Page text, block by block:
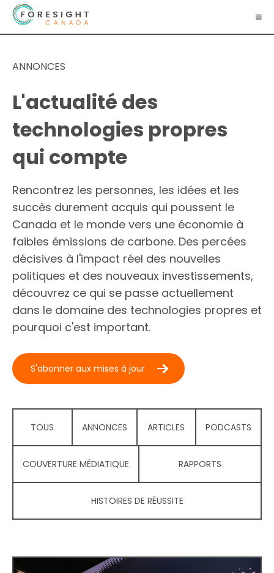
ANNONCES
L'actualité des
technologies propres
qui compte
Rencontrez les personnes, les idées et les
succès durement acquis qui poussent le
Canada et le monde vers une économie à
faibles émissions de carbone. Des percées
décisives à l'impact réel des nouvelles
politiques et des nouveaux investissements,
découvrez ce qui se passe actuellement
dans le domaine des technologies propres et
pourquoi c'est important.
S'abonner aux mises à jour
TOUS ANNONCES ARTICLES PODCASTS
COUVERTURE MÉDIATIQUE RAPPORTS
HISTOIRES DE RÉUSSITE